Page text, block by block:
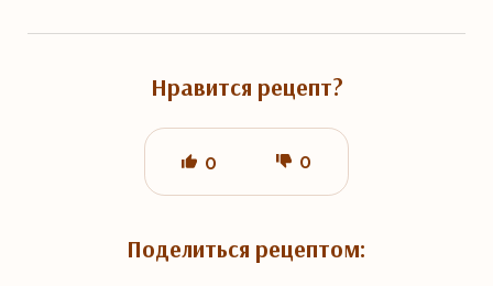
Нравится рецепт?
0 0
Поделиться рецептом: